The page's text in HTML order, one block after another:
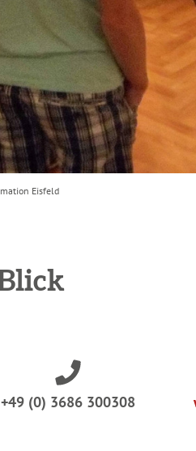
Eisfeld
+49 (0) 3686 300308